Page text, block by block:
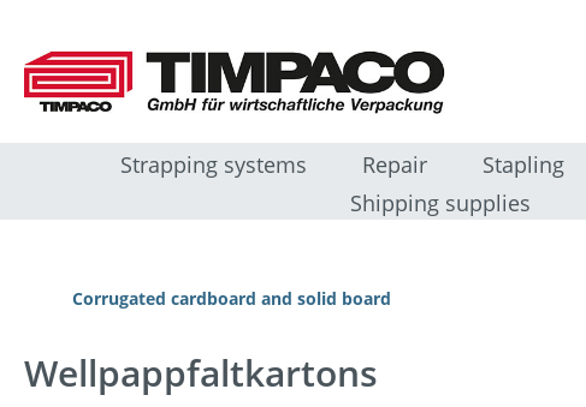
Strapping systems Repair Stapling
Shipping supplies
Corrugated cardboard and solid board
Wellpappfaltkartons